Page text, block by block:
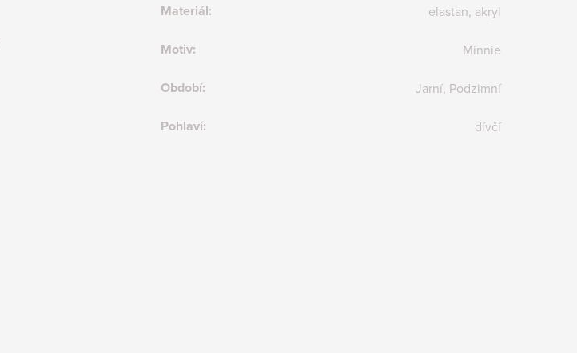
Materiál: elastan, akryl
Motiv: Minnie
Období: Jarní, Podzimní
Pohlaví: dívčí